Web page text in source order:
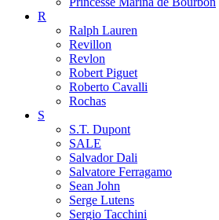
R
Ralph Lauren
Revillon
Revlon
Robert Piguet
Roberto Cavalli
Rochas
S
S.T. Dupont
SALE
Salvador Dali
Salvatore Ferragamo
Sean John
Serge Lutens
Sergio Tacchini